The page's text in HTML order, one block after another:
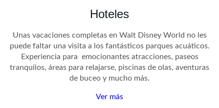
Hoteles
Unas vacaciones completas en Walt Disney World no les
puede faltar una visita a los fantásticos parques acuáticos.
Experiencia para emocionantes atracciones, paseos
tranquilos, áreas para relajarse, piscinas de olas, aventuras
de buceo y mucho más.
Ver más